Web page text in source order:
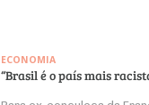
ECONOMIA
“Brasil é o país mais